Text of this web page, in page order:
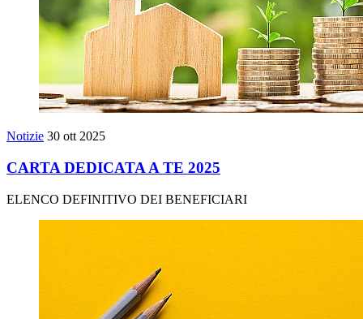
Notizie 30 ott 2025
CARTA DEDICATA A TE 2025
ELENCO DEFINITIVO DEI BENEFICIARI